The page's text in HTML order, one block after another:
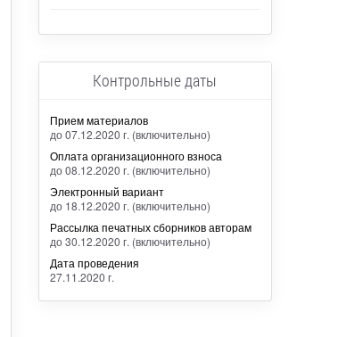
Контрольные даты
Прием материалов
до 07.12.2020 г. (включительно)
Оплата организационного взноса
до 08.12.2020 г. (включительно)
Электронный вариант
до 18.12.2020 г. (включительно)
Рассылка печатных сборников авторам
до 30.12.2020 г. (включительно)
Дата проведения
27.11.2020 г.